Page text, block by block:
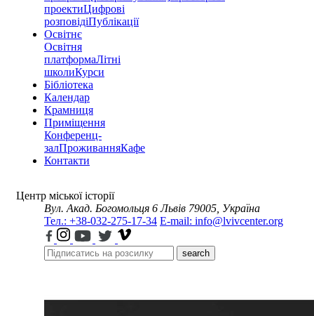
проектиЦифрові
розповідіПублікації
Освітнє
Освітня
платформаЛітні
школиКурси
Бібліотека
Календар
Крамниця
Приміщення
Конференц-
залПроживанняКафе
Контакти
Центр міської історії
Вул. Акад. Богомольця 6 Львів 79005, Україна
Тел.: +38-032-275-17-34 E-mail: info@lvivcenter.org
search